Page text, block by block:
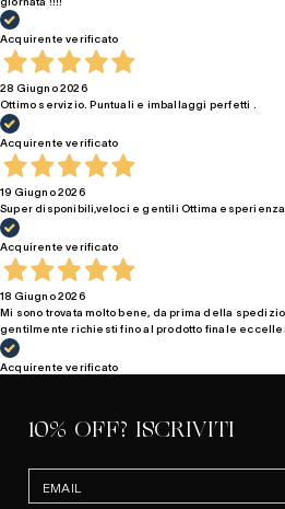
Acquirente verificato
28 Giugno 2026
Ottimo servizio. Puntuali e imballaggi perfetti .
Acquirente verificato
19 Giugno 2026
Super disponibili,veloci e gentili Ottima esperienza
Acquirente verificato
18 Giugno 2026
Mi sono trovata molto bene, da prima della
gentilmente richiesti fino al prodotto finale
Acquirente verificato
10% OFF? ISCRIVITI